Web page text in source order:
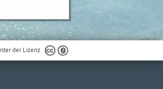
der Lizenz